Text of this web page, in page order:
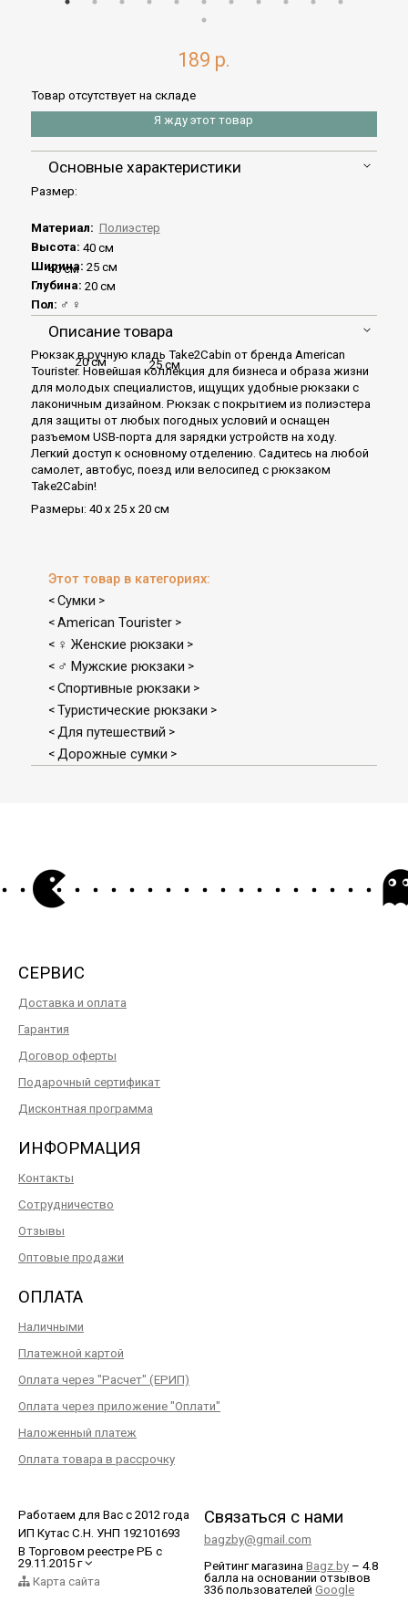
189 р.
Товар отсутствует на складе
Я жду этот товар
Основные характеристики
40 см
20 см 25 см
Размер:
Материал: Полиэстер
Высота: 40 см
Ширина: 25 см
Глубина: 20 см
Пол: ♂ ♀
Описание товара
Рюкзак в ручную кладь Take2Cabin от бренда American
Tourister. Новейшая коллекция для бизнеса и образа жизни
для молодых специалистов, ищущих удобные рюкзаки с
лаконичным дизайном. Рюкзак с покрытием из полиэстера
для защиты от любых погодных условий и оснащен
разъемом USB-порта для зарядки устройств на ходу.
Легкий доступ к основному отделению. Садитесь на любой
самолет, автобус, поезд или велосипед с рюкзаком
Take2Cabin!
Размеры: 40 х 25 х 20 см
Этот товар в категориях:
< Сумки >
< American Tourister>
< ♀ Женские рюкзаки >
< ♂ Мужские рюкзаки >
< Спортивные рюкзаки >
< Туристические рюкзаки >
< Для путешествий >
< Дорожные сумки >
СЕРВИС
Доставка и оплата
Гарантия
Договор оферты
Подарочный сертификат
Дисконтная программа
ИНФОРМАЦИЯ
Контакты
Сотрудничество
Отзывы
Оптовые продажи
ОПЛАТА
Наличными
Платежной картой
Оплата через "Расчет" (ЕРИП)
Оплата через приложение "Оплати"
Наложенный платеж
Оплата товара в рассрочку
Работаем для Вас с 2012 года
ИП Кутас С.Н. УНП 192101693
В Торговом реестре РБ с
29.11.2015 г
Карта сайта
Связаться с нами
bagzby@gmail.com
Рейтинг магазина Bagz.by – 4.8
балла на основании отзывов
336 пользователей Google